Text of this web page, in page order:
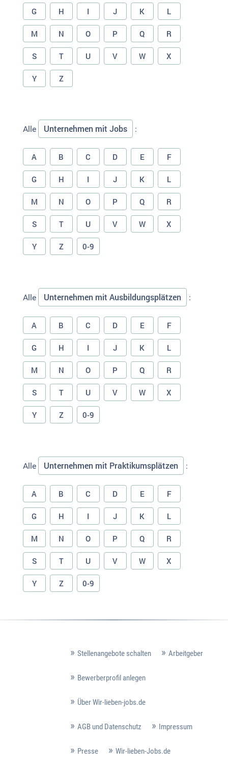
G H I J K L
M N O P Q R
S T U V W X
Y Z
Alle Unternehmen mit Jobs :
A B C D E F
G H I J K L
M N O P Q R
S T U V W X
Y Z 0-9
Alle Unternehmen mit Ausbildungsplätzen :
A B C D E F
G H I J K L
M N O P Q R
S T U V W X
Y Z 0-9
Alle Unternehmen mit Praktikumsplätzen :
A B C D E F
G H I J K L
M N O P Q R
S T U V W X
Y Z 0-9
Stellenangebote schalten Arbeitgeber
Bewerberprofil anlegen
Über Wir-lieben-jobs.de
AGB und Datenschutz Impressum
Presse Wir-lieben-Jobs.de